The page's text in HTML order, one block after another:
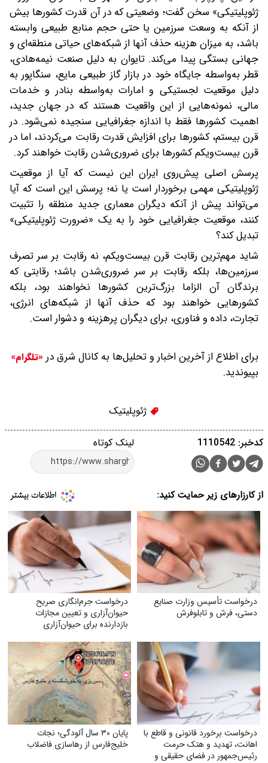
ژئوپلیتیکی» سخن گفت؛ وضعیتی که در آن قدرت کشورها بیش
از آنکه به وسعت سرزمین یا حتی حجم منابع طبیعی وابسته
باشد، به میزان هزینه حذف آنها از شبکه‌های حیاتی منطقه‌ای و
جهانی بستگی پیدا می‌کند. تایوان به دلیل صنعت نیمه‌هادی،
قطر به‌واسطه جایگاه خود در بازار گاز طبیعی مایع، سنگاپور به
دلیل موقعیت لجستیکی و امارات به‌واسطه بنادر و خدمات
مالی، نمونه‌هایی از این واقعیت هستند که در جهان جدید،
اهمیت کشورها فقط با اندازه جغرافیایی سنجیده نمی‌شود. در
قرن بیستم، کشورها برای افزایش قدرت رقابت می‌کردند، اما در
قرن بیست‌ویکم کشورها برای ضروری‌شدن رقابت خواهند کرد.
پرسش اصلی پیش‌روی ایران این نیست که آیا از موقعیت
ژئوپلیتیکی مهمی برخوردار است یا نه؛ پرسش این است که آیا
می‌تواند پیش از آنکه دیگران معماری جدید منطقه را تثبیت
کنند، موقعیت جغرافیایی خود را به یک «ضرورت ژئوپلیتیکی»
تبدیل کند؟
شاید مهم‌ترین رقابت قرن بیست‌ویکم، نه رقابت بر سر تصرف
سرزمین‌ها، بلکه رقابت بر سر ضروری‌شدن باشد؛ رقابتی که
برندگان آن الزاما بزرگ‌ترین کشورها نخواهند بود، بلکه
کشورهایی خواهند بود که حذف آنها از شبکه‌های انرژی،
تجارت، داده و فناوری، برای دیگران پرهزینه و دشوار است.
برای اطلاع از آخرین اخبار و تحلیل‌ها به کانال شرق در «تلگرام»
بپیوندید.
ژئوپلیتیک
لینک کوتاه کدخبر: 1110542
از کارزارهای زیر حمایت کنید:
درخواست تأسیس وزارت صنایع
دستی، فرش و تابلوفرش
درخواست جرم‌انگاری صریح
حیوان‌آزاری و تعیین مجازات
بازدارنده برای حیوان‌آزاری
درخواست برخورد قانونی و قاطع با
اهانت، تهدید و هتک حرمت
رئیس‌جمهور در فضای حقیقی و
پایان ۳۰ سال آلودگی؛ نجات
خلیج‌فارس از رهاسازی فاضلاب